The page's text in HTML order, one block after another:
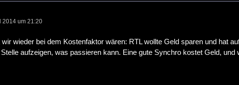
2014 um 21:20
wieder bei dem Kostenfaktor wären: RTL wollte Geld sparen und hat
aufzeigen, was passieren kann. Eine gute Synchro kostet Geld, und